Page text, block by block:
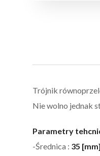
Trójnik
Nie wolno jednak
Parametry
-Średnica : 35 [mm]